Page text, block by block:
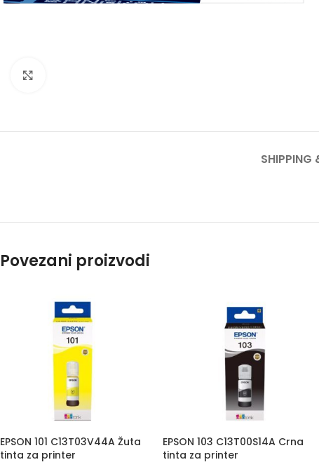
SHIPPING
Povezani proizvodi
EPSON 101 C13T03V44A Žuta
tinta za printer
EPSON 103 C13T00S14A Crna
tinta za printer